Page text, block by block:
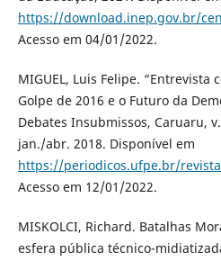
https://download.inep.gov.br/
Acesso em 04/01/2022.
MIGUEL, Luis Felipe. “Entrevista
Golpe de 2016 e o Futuro da
Debates Insubmissos, Caruaru,
jan./abr. 2018. Disponível em
https://periodicos.ufpe.br/
Acesso em 12/01/2022.
MISKOLCI, Richard. Batalhas
esfera pública técnico-